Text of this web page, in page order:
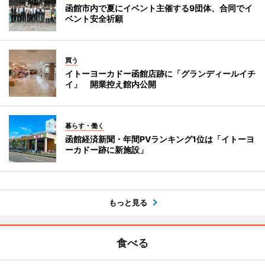
函館市内で夏にイベント主催する9団体、合同でイ
ベント安全祈願
買う
イトーヨーカドー函館店跡に「グランディールイチ
イ」 開業控え館内公開
暮らす・働く
函館経済新聞・年間PVランキング1位は「イトーヨ
ーカドー跡に新施設」
もっと見る
食べる